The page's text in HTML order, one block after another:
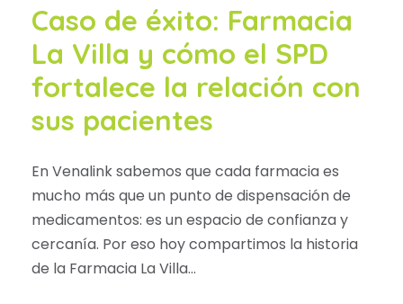
Caso de éxito: Farmacia
La Villa y cómo el SPD
fortalece la relación con
sus pacientes
En Venalink sabemos que cada farmacia es
mucho más que un punto de dispensación de
medicamentos: es un espacio de confianza y
cercanía. Por eso hoy compartimos la historia
de la Farmacia La Villa...